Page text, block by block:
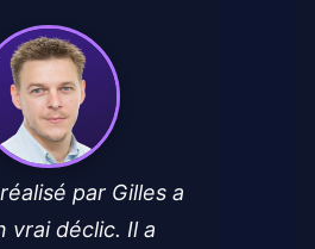
réalisé par Gilles a
vrai déclic. Il a